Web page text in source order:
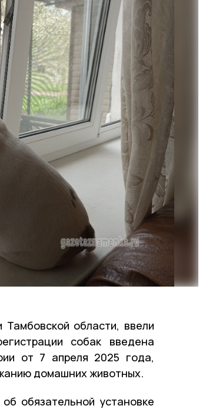
области, ввели
собак введена
от 7 апреля 2025 года,
домашних животных.
обязательной установке